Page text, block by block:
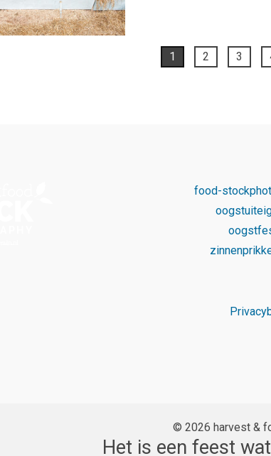
1 2 3
food-
© 2026 harvest &
Het is een feest